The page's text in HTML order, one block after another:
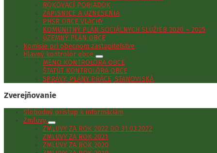
ROKOVACÍ PORIADOK
ZÁPISNICE A UZNESENIA
PHSR OBCE VLACHY
KOMUNITNÝ PLÁN SOCIÁLNYCH SLUŽIEB 2020 – 2025
ÚZEMNÝ PLÁN OBCE
Komisie pri obecnom zastupiteľstve
Hlavný kontrolór obce
MENO KONTROLÓRA OBCE
ŠTATÚT KONTROLÓRA OBCE
SPRÁVY, PLÁNY PRÁCE, STANOVISKÁ
Zverejňovanie
Slobodný prístup k informáciám
Zmluvy
ZMLUVY ZA ROK 2022 DO 31.03.2022
ZMLUVY ZA ROK 2021
ZMLUVY ZA ROK 2020